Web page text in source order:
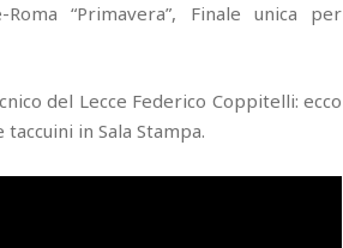
“Primavera”, Finale unica per
del Lecce Federico Coppitelli: ecco
in Sala Stampa.